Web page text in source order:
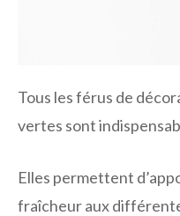
Tous les férus de
vertes sont
Elles permettent
fraîcheur aux